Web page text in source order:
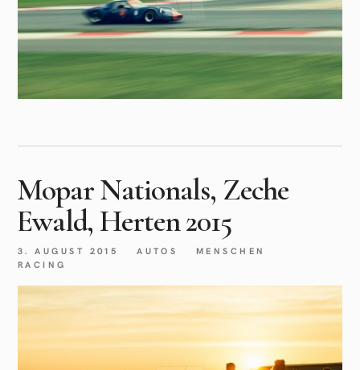
Mopar Nationals, Zeche
Ewald, Herten 2015
3. AUGUST 2015 AUTOS
MENSCHEN
RACING